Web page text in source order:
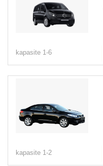
kapasite 1-6
kapasite 1-2